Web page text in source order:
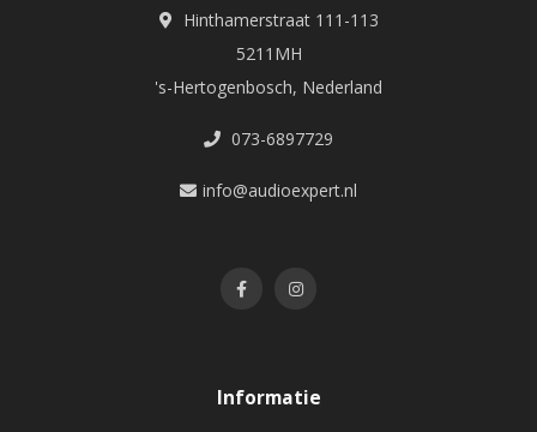
Hinthamerstraat 111-113
5211MH
's-Hertogenbosch, Nederland
073-6897729
info@audioexpert.nl
Informatie